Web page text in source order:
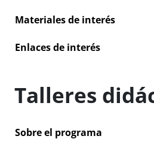
Materiales de interés
Enlaces de interés
Talleres
Sobre el programa